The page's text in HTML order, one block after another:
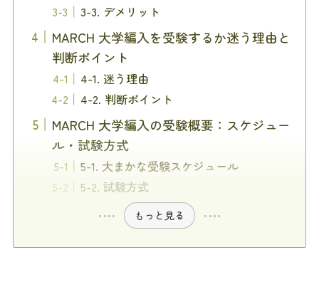
3-3. デメリット
MARCH 大学編入を受験するか迷う理由と
判断ポイント
4-1. 迷う理由
4-2. 判断ポイント
MARCH 大学編入の受験概要：スケジュー
ル・試験方式
5-1. 大まかな受験スケジュール
5-2. 試験方式
もっと見る